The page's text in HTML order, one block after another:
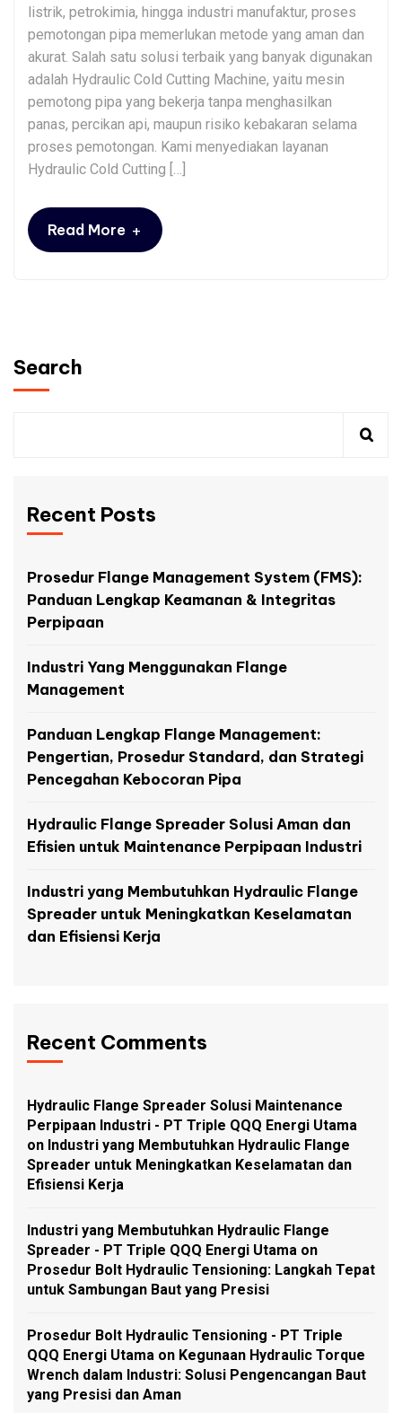
listrik, petrokimia, hingga industri manufaktur, proses
pemotongan pipa memerlukan metode yang aman dan
akurat. Salah satu solusi terbaik yang banyak digunakan
adalah Hydraulic Cold Cutting Machine, yaitu mesin
pemotong pipa yang bekerja tanpa menghasilkan
panas, percikan api, maupun risiko kebakaran selama
proses pemotongan. Kami menyediakan layanan
Hydraulic Cold Cutting […]
Read More +
Search
Recent Posts
Prosedur Flange Management System (FMS):
Panduan Lengkap Keamanan & Integritas
Perpipaan
Industri Yang Menggunakan Flange
Management
Panduan Lengkap Flange Management:
Pengertian, Prosedur Standard, dan Strategi
Pencegahan Kebocoran Pipa
Hydraulic Flange Spreader Solusi Aman dan
Efisien untuk Maintenance Perpipaan Industri
Industri yang Membutuhkan Hydraulic Flange
Spreader untuk Meningkatkan Keselamatan
dan Efisiensi Kerja
Recent Comments
Hydraulic Flange Spreader Solusi Maintenance
Perpipaan Industri - PT Triple QQQ Energi Utama
on Industri yang Membutuhkan Hydraulic Flange
Spreader untuk Meningkatkan Keselamatan dan
Efisiensi Kerja
Industri yang Membutuhkan Hydraulic Flange
Spreader - PT Triple QQQ Energi Utama on
Prosedur Bolt Hydraulic Tensioning: Langkah Tepat
untuk Sambungan Baut yang Presisi
Prosedur Bolt Hydraulic Tensioning - PT Triple
QQQ Energi Utama on Kegunaan Hydraulic Torque
Wrench dalam Industri: Solusi Pengencangan Baut
yang Presisi dan Aman